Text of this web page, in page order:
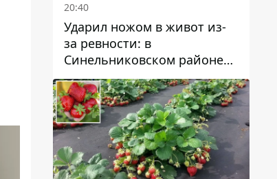
20:40
Ударил ножом в живот из-
за ревности: в
Синельниковском районе
задержали 49-летнего
мужчину за убийство